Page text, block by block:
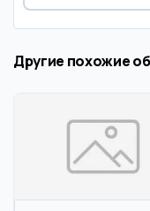
Другие похожие